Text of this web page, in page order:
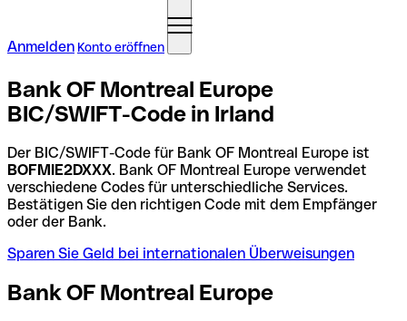
Anmelden Konto eröffnen
Bank OF Montreal Europe
BIC/SWIFT-Code in Irland
Der BIC/SWIFT-Code für Bank OF Montreal Europe ist
BOFMIE2DXXX. Bank OF Montreal Europe verwendet
verschiedene Codes für unterschiedliche Services.
Bestätigen Sie den richtigen Code mit dem Empfänger
oder der Bank.
Sparen Sie Geld bei internationalen Überweisungen
Bank OF Montreal Europe